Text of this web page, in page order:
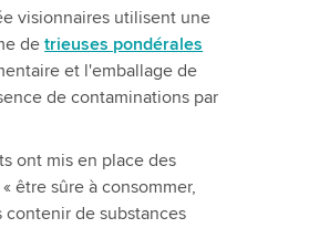
visionnaires utilisent une
detrieuses pondérales
et l'emballage de
de contaminations par
ont mis en place des
être sûre à consommer,
de substances